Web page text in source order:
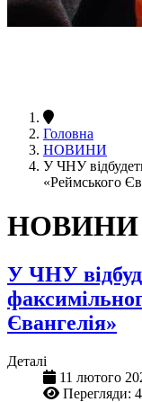
Головна
НОВИНИ
У ЧНУ
«Реймського
НОВИНИ
У ЧНУ
Євангелія»
Деталі
11 лютого
Перегляди: